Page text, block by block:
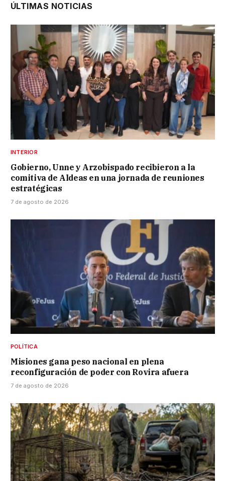
ÚLTIMAS NOTICIAS
INTERIOR
Gobierno, Unne y Arzobispado recibieron a la
comitiva de Aldeas en una jornada de reuniones
estratégicas
7 de agosto de 2026
POLÍTICA
Misiones gana peso nacional en plena
reconfiguración de poder con Rovira afuera
7 de agosto de 2026